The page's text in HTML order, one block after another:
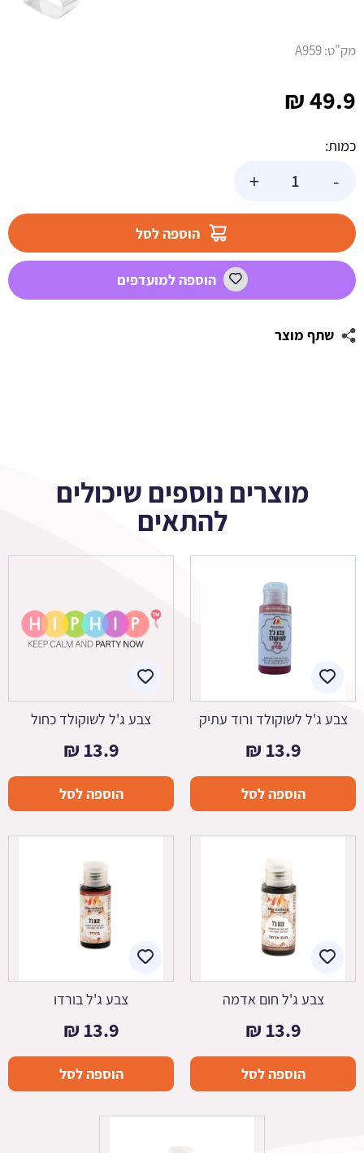
49.9
₪
כמות:
-
לעוגה
ס"מ
+
הוספה לסל
הוספה למועדפים
שתף מוצר
מק"ט:A959
מוצרים נוספים שיכולים
להתאים
צבע ג'ל לשוקולד ורוד עתיק
13.9
₪
הוספה לסל
צבע ג'ל לשוקולד כחול
13.9
₪
הוספה לסל
צבע ג'ל חום אדמה
13.9
₪
הוספה לסל
צבע ג'ל בורדו
13.9
₪
הוספה לסל